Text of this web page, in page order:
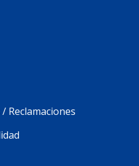
Reclamaciones